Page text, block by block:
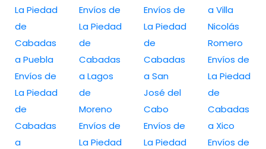
La Piedad
de
Cabadas
a Puebla
Envíos de
La Piedad
de
Cabadas
a
Envíos de
La Piedad
de
Cabadas
a Lagos
de
Moreno
Envíos de
La Piedad
Envíos de
La Piedad
de
Cabadas
a San
José del
Cabo
Envíos de
La Piedad
a Villa
Nicolás
Romero
Envíos de
La Piedad
de
Cabadas
a Xico
Envíos de